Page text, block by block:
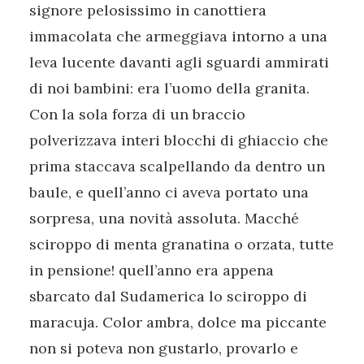
signore pelosissimo in canottiera
immacolata che armeggiava intorno a una
leva lucente davanti agli sguardi ammirati
di noi bambini: era l’uomo della granita.
Con la sola forza di un braccio
polverizzava interi blocchi di ghiaccio che
prima staccava scalpellando da dentro un
baule, e quell’anno ci aveva portato una
sorpresa, una novità assoluta. Macché
sciroppo di menta granatina o orzata, tutte
in pensione! quell’anno era appena
sbarcato dal Sudamerica lo sciroppo di
maracuja. Color ambra, dolce ma piccante
non si poteva non gustarlo, provarlo e